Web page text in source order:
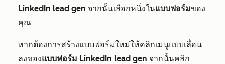
LinkedIn lead gen จากนั้นเลือกหนึ่งในแบบฟอร์มของ
คุณ
หากต้องการสร้างแบบฟอร์มใหม่ให้คลิกเมนูแบบเลื่อน
ลงของแบบฟอร์ม LinkedIn lead gen จากนั้นคลิก